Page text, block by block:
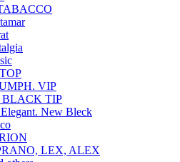
VIP
BLACK TIP
New Bleck
LEX, ALEX